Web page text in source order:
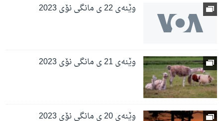
وێنەی 22 ی مانگی نۆی 2023
وێنەی 21 ی مانگی نۆی 2023
وێنەی 20 ی مانگی نۆی 2023